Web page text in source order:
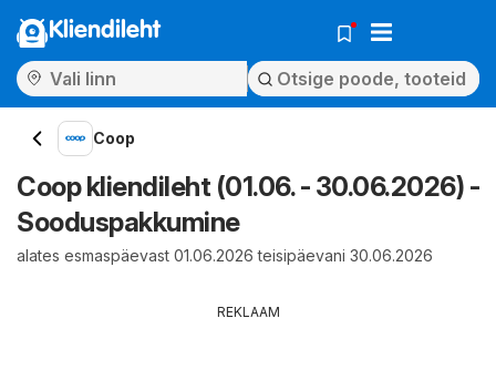
Kliendileht
Coop
Coop kliendileht (01.06. - 30.06.2026) -
Sooduspakkumine
alates esmaspäevast 01.06.2026 teisipäevani 30.06.2026
REKLAAM